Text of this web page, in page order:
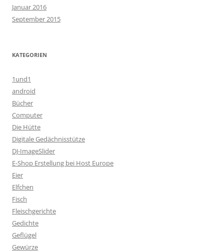
Januar 2016
September 2015
KATEGORIEN
1und1
android
Bücher
Computer
Die Hütte
Digitale Gedächnisstütze
DJ-ImageSlider
E-Shop Erstellung bei Host Europe
Eier
Elfchen
Fisch
Fleischgerichte
Gedichte
Geflügel
Gewürze